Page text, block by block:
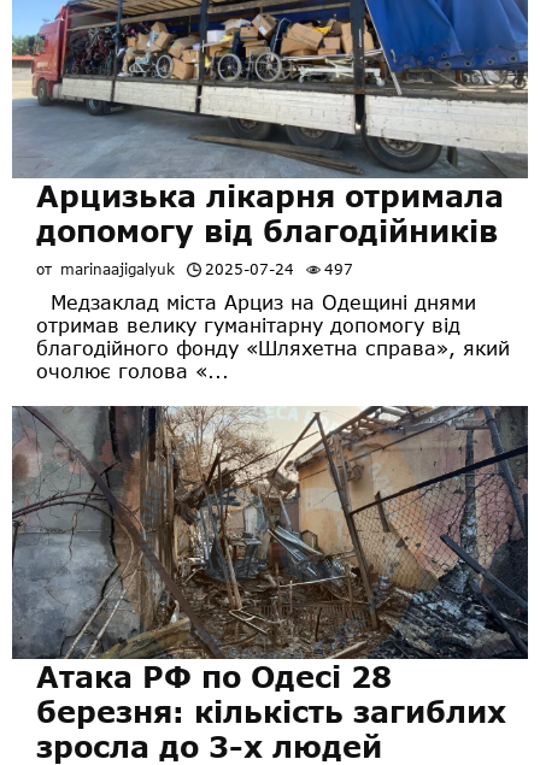
Арцизька лікарня отримала
допомогу від благодійників
от marinaajigalyuk 2025-07-24 497
Медзаклад міста Арциз на Одещині днями
отримав велику гуманітарну допомогу від
благодійного фонду «Шляхетна справа», який
очолює голова «...
Атака РФ по Одесі 28
березня: кількість загиблих
зросла до 3-х людей